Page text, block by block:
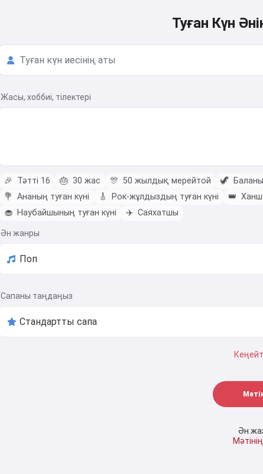
Туған Күн
Жасы, хоббиі, тілектері
🎉 Тәтті 16 🎂 30 жас 🎊 50 жылдық мерейтой 🦖
💐 Ананың туған күні 🎸 Рок-жұлдыздың туған күні 👑
🧁 Наубайшының туған күні ✈️ Саяхатшы
Ән жанры
Сапаны таңдаңыз
Ән